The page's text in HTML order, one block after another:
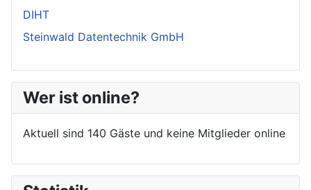
DIHT
Steinwald Datentechnik GmbH
Wer ist online?
Aktuell sind 140 Gäste und keine Mitglieder online